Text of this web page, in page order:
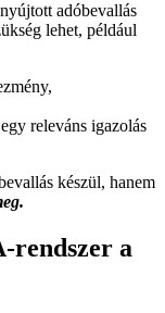
adóbevallás
lehet, például
releváns igazolás
készül, hanem
rendszer a